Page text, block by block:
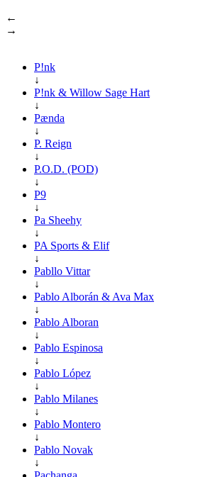
←
→
P!nk
↓
P!nk & Willow Sage Hart
↓
Pænda
↓
P. Reign
↓
P.O.D. (POD)
↓
P9
↓
Pa Sheehy
↓
PA Sports & Elif
↓
Pabllo Vittar
↓
Pablo Alborán & Ava Max
↓
Pablo Alboran
↓
Pablo Espinosa
↓
Pablo López
↓
Pablo Milanes
↓
Pablo Montero
↓
Pablo Novak
↓